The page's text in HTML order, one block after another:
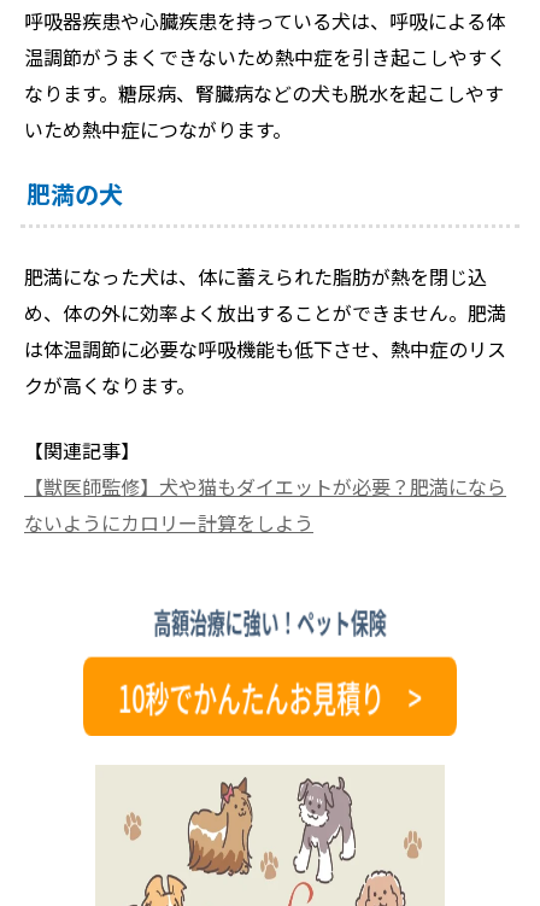
呼吸器疾患や心臓疾患を持っている犬は、呼吸による体
温調節がうまくできないため熱中症を引き起こしやすく
なります。糖尿病、腎臓病などの犬も脱水を起こしやす
いため熱中症につながります。
肥満の犬
肥満になった犬は、体に蓄えられた脂肪が熱を閉じ込
め、体の外に効率よく放出することができません。肥満
は体温調節に必要な呼吸機能も低下させ、熱中症のリス
クが高くなります。
【関連記事】
【獣医師監修】犬や猫もダイエットが必要？肥満になら
ないようにカロリー計算をしよう